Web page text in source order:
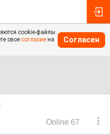
cookie-файлы.
свое согласие на
Согласен
Online 67